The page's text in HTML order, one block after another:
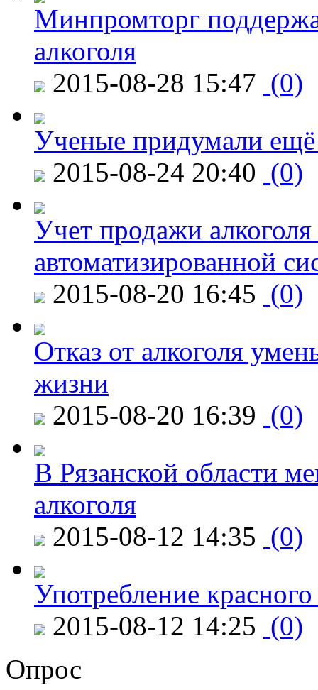
Минпромторг
алкоголя
2015-08-28 15:47 (0)
Ученые придумали ещё
2015-08-24 20:40 (0)
Учет продажи
автоматизированной
2015-08-20 16:45 (0)
Отказ от алкоголя
жизни
2015-08-20 16:39 (0)
В Рязанской области
алкоголя
2015-08-12 14:35 (0)
Употребление
2015-08-12 14:25 (0)
Опрос